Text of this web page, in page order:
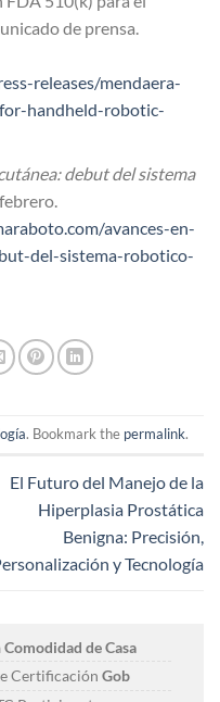
de prensa.
releases/mendaera-
handheld-robotic-
debut del sistema
avances-en-
del-sistema-robotico-
. Bookmark the permalink.
El Futuro del Manejo de la
Hiperplasia Prostática
Benigna: Precisión,
y Tecnología
Comodidad de Casa
Certificación Gob